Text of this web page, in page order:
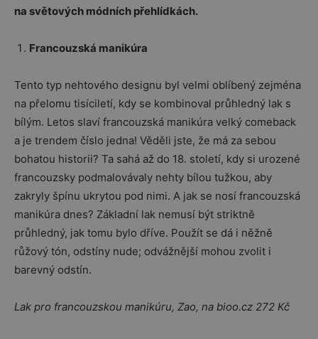
na světových módních přehlídkách.
Francouzská manikúra
Tento typ nehtového designu byl velmi oblíbený zejména
na přelomu tisíciletí, kdy se kombinoval průhledný lak s
bílým. Letos slaví francouzská manikúra velký comeback
a je trendem číslo jedna! Věděli jste, že má za sebou
bohatou historii? Ta sahá až do 18. století, kdy si urozené
francouzsky podmalovávaly nehty bílou tužkou, aby
zakryly špínu ukrytou pod nimi. A jak se nosí francouzská
manikúra dnes? Základní lak nemusí být striktně
průhledný, jak tomu bylo dříve. Použít se dá i něžně
růžový tón, odstíny nude; odvážnější mohou zvolit i
barevný odstín.
Lak pro francouzskou manikúru, Zao, na bioo.cz 272 Kč